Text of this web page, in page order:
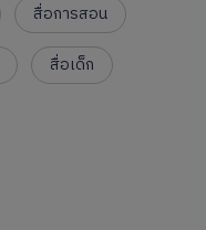
สื่อการสอน
สื่อเด็ก